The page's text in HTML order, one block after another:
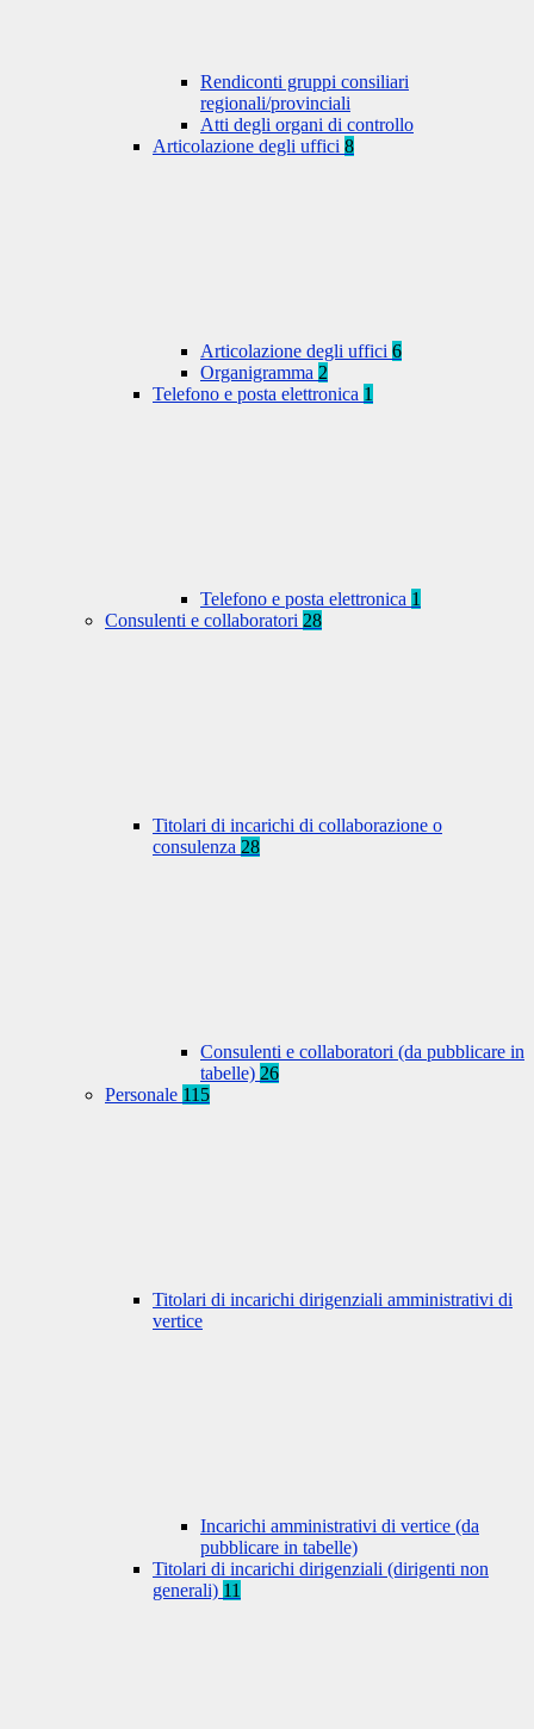
Rendiconti gruppi consiliari
regionali/provinciali
Atti degli organi di controllo
Articolazione degli uffici 8
Articolazione degli uffici 6
Organigramma 2
Telefono e posta elettronica 1
Telefono e posta elettronica 1
Consulenti e collaboratori 28
Titolari di incarichi di collaborazione o
consulenza 28
Consulenti e collaboratori (da pubblicare in
tabelle) 26
Personale 115
Titolari di incarichi dirigenziali amministrativi di
vertice
Incarichi amministrativi di vertice (da
pubblicare in tabelle)
Titolari di incarichi dirigenziali (dirigenti non
generali) 11